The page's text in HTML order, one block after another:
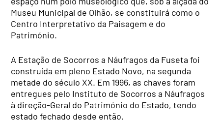
Museu Municipal de Olhão, se constituirá como o
Centro Interpretativo da Paisagem e do
Património.
A Estação de Socorros a Náufragos da Fuseta foi
construída em pleno Estado Novo, na segunda
metade do século XX. Em 1996, as chaves foram
entregues pelo Instituto de Socorros a Náufragos
à direção-Geral do Património do Estado, tendo
estado fechado desde então.